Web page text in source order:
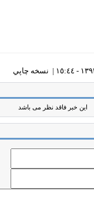
نسخه چاپي
این خبر فاقد نظر می باشد